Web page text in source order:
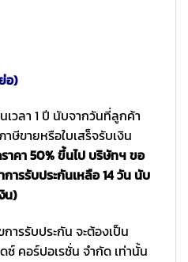
อ)
เวลา 1 ปี นับจากวันที่ลูกค้า
ษีขายหรือใบเสร็จรับเงิน
คา 50% ขึ้นไป บริษัทฯ ขอ
ารรับประกันเหลือ 14 วัน นับ
น)
ารรับประกัน จะต้องเป็น
คอร์ปอเรชั่น จำกัด เท่านั้น